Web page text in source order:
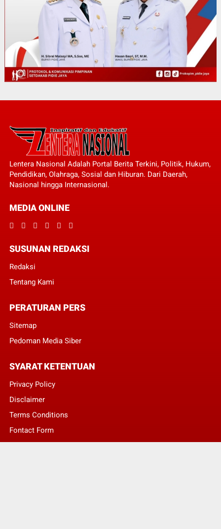
Lentera Nasional Adalah Portal Berita Terkini, Politik, Hukum,
Pendidikan, Olahraga, Sosial dan Hiburan. Dari Daerah,
Nasional hingga Internasional.
MEDIA ONLINE
SUSUNAN REDAKSI
Redaksi
Tentang Kami
PERATURAN PERS
Sitemap
Pedoman Media Siber
SYARAT KETENTUAN
Privacy Policy
Disclaimer
Terms Conditions
Fontact Form